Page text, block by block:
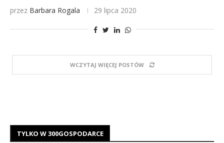
przez Barbara Rogala 29 lipca 2020
WCZYTAJ WIĘCEJ POSTÓW
TYLKO W 300GOSPODARCE